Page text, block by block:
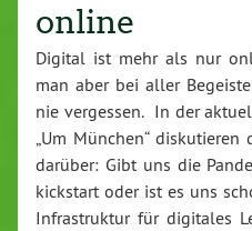
online
Digital ist mehr als nur
man aber bei aller
nie vergessen. In der
„Um München“ dis­ku­tie­ren
darüber: Gibt uns die
kick­start oder ist es uns
In­fra­struk­tur für digitales